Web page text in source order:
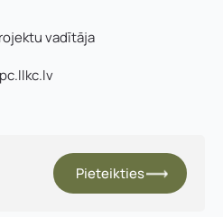
vadītāja
Pieteikties